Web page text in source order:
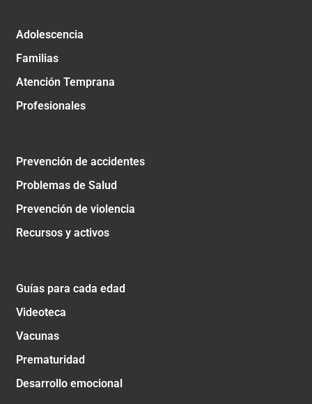
Adolescencia
Familias
Atención Temprana
Profesionales
Prevención de accidentes
Problemas de Salud
Prevención de violencia
Recursos y activos
Guías para cada edad
Videoteca
Vacunas
Prematuridad
Desarrollo emocional